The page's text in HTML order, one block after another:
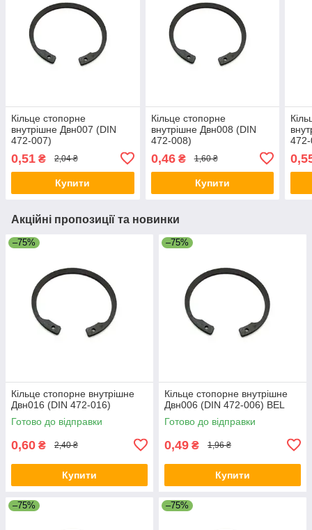
Кільце стопорне
внутрішне Двн007 (DIN
472-007)
0,51 ₴ 2,04 ₴
Купити
Кільце стопорне
внутрішне Двн008 (DIN
472-008)
0,46₴ 1,60 ₴
Купити
Акційні пропозиції та новинки
–75%
Кільце стопорне внутрішне
Двн016 (DIN 472-016)
Готово до відправки
0,60 ₴ 2,40 ₴
Купити
–75%
Кільце стопорне внутрішне
Двн006 (DIN 472-006) BEL
Готово до відправки
0,49 ₴ 1,96 ₴
Купити
–75% –75%